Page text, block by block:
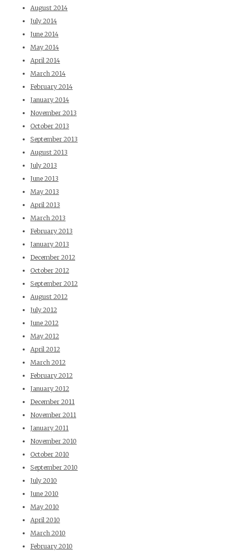
August 2014
July 2014
June 2014
May 2014
April 2014
March 2014
February 2014
January 2014
November 2013
October 2013
September 2013
August 2013
July 2013
June 2013
May 2013
April 2013
March 2013
February 2013
January 2013
December 2012
October 2012
September 2012
August 2012
July 2012
June 2012
May 2012
April 2012
March 2012
February 2012
January 2012
December 2011
November 2011
January 2011
November 2010
October 2010
September 2010
July 2010
June 2010
May 2010
April 2010
March 2010
February 2010